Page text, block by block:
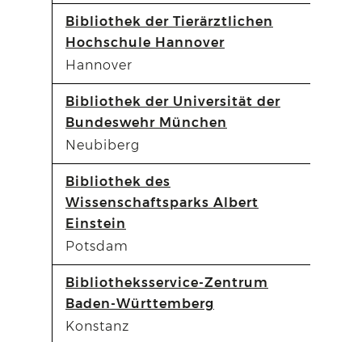
Bibliothek der Tierärztlichen
Hochschule Hannover
Hannover
Bibliothek der Universität der
Bundeswehr München
Neubiberg
Bibliothek des
Wissenschaftsparks Albert
Einstein
Potsdam
Bibliotheksservice-Zentrum
Baden-Württemberg
Konstanz